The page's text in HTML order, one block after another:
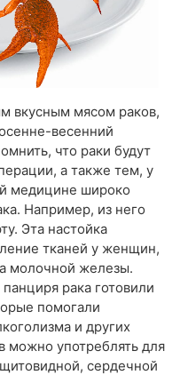
вкусным мясом раков,
весенний
что раки будут
а также тем, у
медицине широко
Например, из него
Эта настойка
тканей у женщин,
молочной железы.
рака готовили
помогали
и других
можно употреблять для
сердечной